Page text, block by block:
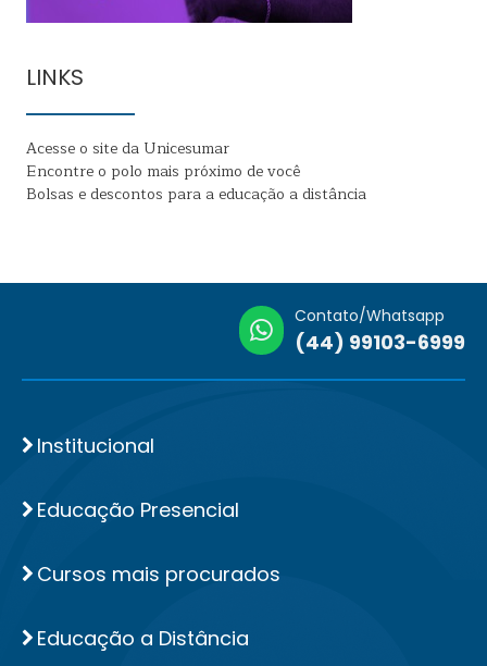
LINKS
Acesse o site da Unicesumar
Encontre o polo mais próximo de você
Bolsas e descontos para a educação a distância
Contato/Whatsapp
(44) 99103-6999
Institucional
Educação Presencial
Cursos mais procurados
Educação a Distância